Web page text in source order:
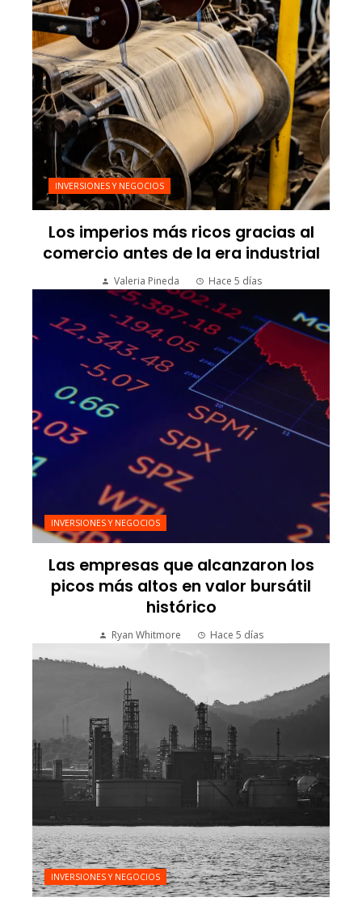
INVERSIONES Y NEGOCIOS
Los imperios más ricos gracias al
comercio antes de la era industrial
Valeria Pineda Hace 5 días
INVERSIONES Y NEGOCIOS
Las empresas que alcanzaron los
picos más altos en valor bursátil
histórico
Ryan Whitmore Hace 5 días
INVERSIONES Y NEGOCIOS